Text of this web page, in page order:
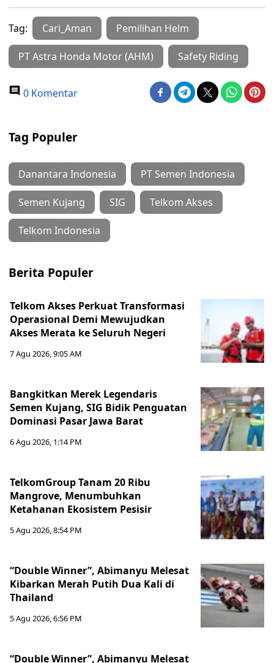
Tag: Cari_Aman Pemilihan Helm
PT Astra Honda Motor (AHM) Safety Riding
0 Komentar
Tag Populer
Danantara Indonesia PT Semen Indonesia
Semen Kujang SIG Telkom Akses
Telkom Indonesia
Berita Populer
Telkom Akses Perkuat Transformasi
Operasional Demi Mewujudkan
Akses Merata ke Seluruh Negeri
7 Agu 2026, 9:05 AM
Bangkitkan Merek Legendaris
Semen Kujang, SIG Bidik Penguatan
Dominasi Pasar Jawa Barat
6 Agu 2026, 1:14 PM
TelkomGroup Tanam 20 Ribu
Mangrove, Menumbuhkan
Ketahanan Ekosistem Pesisir
5 Agu 2026, 8:54 PM
“Double Winner”, Abimanyu Melesat
Kibarkan Merah Putih Dua Kali di
Thailand
5 Agu 2026, 6:56 PM
“Double Winner”, Abimanyu Melesat